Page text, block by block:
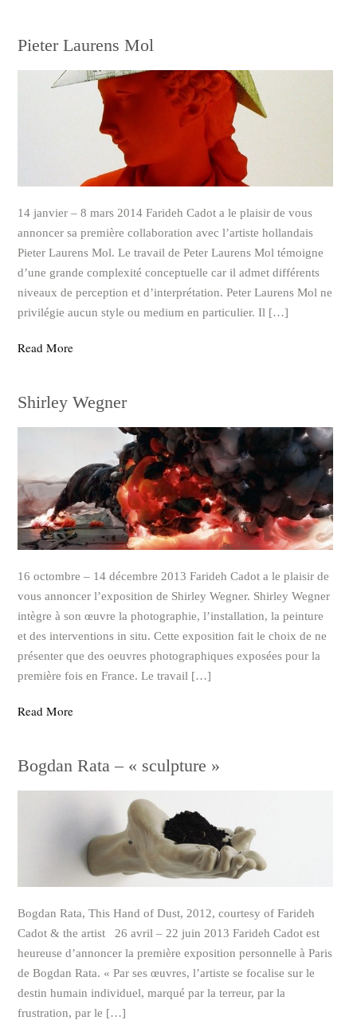
Pieter Laurens Mol
14 janvier – 8 mars 2014 Farideh Cadot a le plaisir de vous
annoncer sa première collaboration avec l’artiste hollandais
Pieter Laurens Mol. Le travail de Peter Laurens Mol témoigne
d’une grande complexité conceptuelle car il admet différents
niveaux de perception et d’interprétation. Peter Laurens Mol ne
privilégie aucun style ou medium en particulier. Il […]
Read More
Shirley Wegner
16 octombre – 14 décembre 2013 Farideh Cadot a le plaisir de
vous annoncer l’exposition de Shirley Wegner. Shirley Wegner
intègre à son œuvre la photographie, l’installation, la peinture
et des interventions in situ. Cette exposition fait le choix de ne
présenter que des oeuvres photographiques exposées pour la
première fois en France. Le travail […]
Read More
Bogdan Rata – « sculpture »
Bogdan Rata, This Hand of Dust, 2012, courtesy of Farideh
Cadot & the artist 26 avril – 22 juin 2013 Farideh Cadot est
heureuse d’annoncer la première exposition personnelle à Paris
de Bogdan Rata. « Par ses œuvres, l’artiste se focalise sur le
destin humain individuel, marqué par la terreur, par la
frustration, par le […]